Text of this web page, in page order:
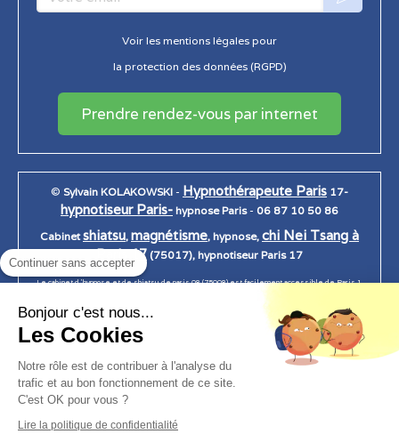
Voir les mentions légales pour
la protection des données (RGPD)
Prendre rendez-vous par internet
© Sylvain KOLAKOWSKI - Hypnothérapeute Paris 17-
hypnotiseur Paris- hypnose Paris- 06 87 10 50 86
Cabinetshiatsu, magnétisme, hypnose, chi Nei Tsang à
Paris 17 (75017), hypnotiseur Paris 17
Le cabinet d 'hypnose et de shiatsu de paris 08 (75008) est facilement accessible de Paris 1,
12, Paris 13, Paris 14, Paris 15, Paris 16, Paris 17, Paris 18, Paris 19, Paris 20.
Création et référencement du site par Simplébo
Ce site a été proposé parLe Guide des Médecines Douces
Continuer sans accepter
Bonjour c'est nous...
Les Cookies
Notre rôle est de contribuer à l'analyse du
trafic et au bon fonctionnement de ce site.
C'est OK pour vous ?
Lire la politique de confidentialité